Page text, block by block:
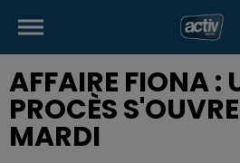
AFFAIRE FIONA :
PROCÈS
MARDI